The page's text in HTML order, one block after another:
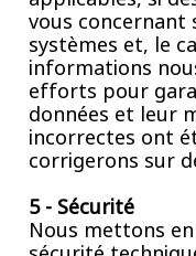
vous concernant
systèmes et, le
informations
efforts pour
données et leur
incorrectes ont
corrigerons sur
5 - Sécurité
Nous mettons